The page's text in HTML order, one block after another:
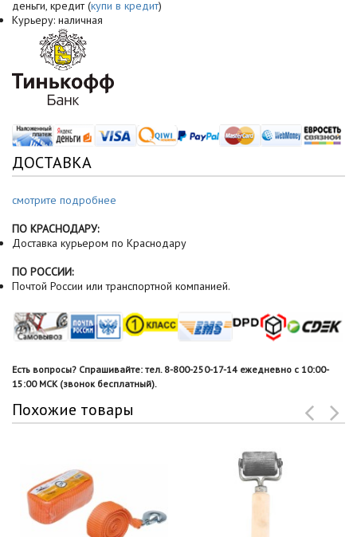
деньги, кредит (купи в кредит)
Курьеру: наличная
ДОСТАВКА
смотрите подробнее
ПО КРАСНОДАРУ:
Доставка курьером по Краснодару
ПО РОССИИ:
Почтой России или транспортной компанией.
Есть вопросы? Спрашивайте: тел. 8-800-250-17-14 ежедневно с 10:00-
15:00 МСК (звонок бесплатный).
Похожие товары